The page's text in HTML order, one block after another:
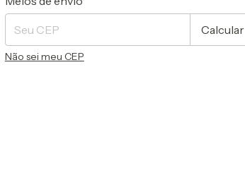
Calcular
Não sei meu CEP